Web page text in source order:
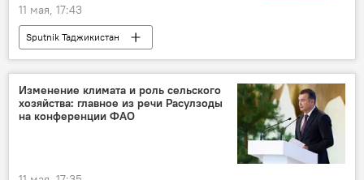
11 мая, 17:43
Sputnik Таджикистан
Изменение климата и роль сельского
хозяйства: главное из речи Расулзоды
на конференции ФАО